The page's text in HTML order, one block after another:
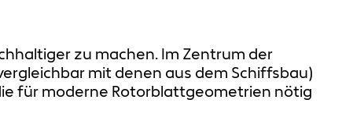
zu machen. Im Zentrum der
mit denen aus dem Schiffsbau)
für moderne Rotorblattgeometrien nötig